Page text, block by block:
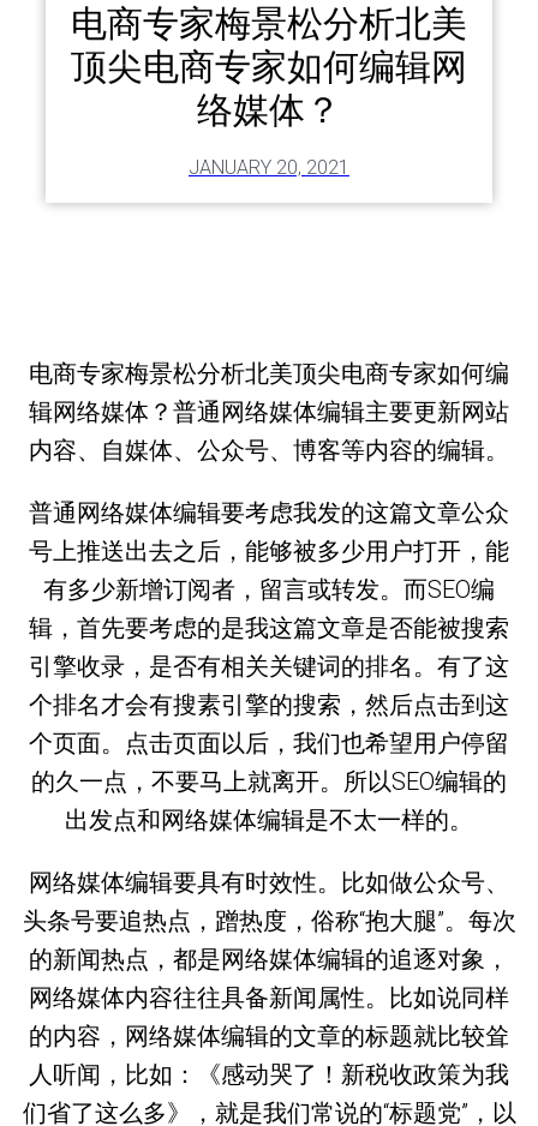
电商专家梅景松分析北美
顶尖电商专家如何编辑网
络媒体？
JANUARY 20, 2021
电商专家梅景松分析北美顶尖电商专家如何编
辑网络媒体？​普通网络媒体编辑主要更新网站
内容、自媒体、公众号、博客等内容的编辑。
普通网络媒体编辑要考虑我发的这篇文章公众
号上推送出去之后，能够被多少用户打开，能
有多少新增订阅者，留言或转发。而SEO编
辑，首先要考虑的是我这篇文章是否能被搜索
引擎收录，是否有相关关键词的排名。有了这
个排名才会有搜素引擎的搜索，然后点击到这
个页面。点击页面以后，我们也希望用户停留
的久一点，不要马上就离开。所以SEO编辑的
出发点和网络媒体编辑是不太一样的。
网络媒体编辑要具有时效性。比如做公众号、
头条号要追热点，蹭热度，俗称“抱大腿”。每次
的新闻热点，都是网络媒体编辑的追逐对象，
网络媒体内容往往具备新闻属性。比如说同样
的内容，网络媒体编辑的文章的标题就比较耸
人听闻，比如：《感动哭了！新税收政策为我
们省了这么多》，就是我们常说的“标题党”，以